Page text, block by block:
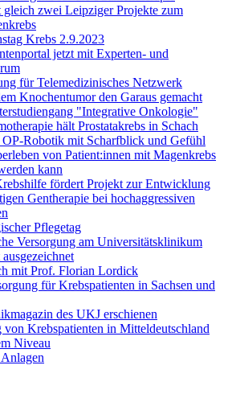
gleich zwei Leipziger Projekte zum
Krebs 2.9.2023
jetzt mit Experten- und
für Telemedizinisches Netzwerk
Knochentumor den Garaus gemacht
"Integrative Onkologie"
hält Prostatakrebs in Schach
Robotik mit Scharfblick und Gefühl
von Patient:innen mit Magenkrebs
kann
fördert Projekt zur Entwicklung
Gentherapie bei hochaggressiven
Pflegetag
Versorgung am Universitätsklinikum
ausgezeichnet
mit Prof. Florian Lordick
für Krebspatienten in Sachsen und
des UKJ erschienen
von Krebspatienten in Mitteldeutschland
Niveau